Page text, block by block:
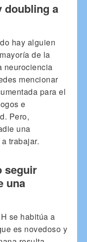
doubling a
hay alguien
de la
neurociencia
mencionar
para el
e
Pero,
una
trabajar.
seguir
una
se habitúa a
es novedoso y